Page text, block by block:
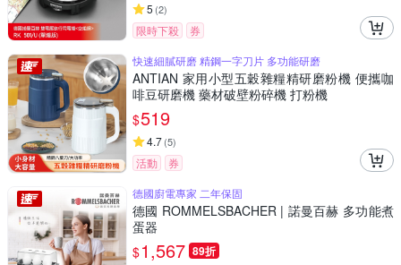
5 (2)
限時下殺
券
快速細膩研磨 精鋼一字刀片 多功能研磨
ANTIAN 家用小型五穀雜糧精研磨粉機 便攜咖
啡豆研磨機 藥材破壁粉碎機 打粉機
$519
4.7(5)
活動
券
德國廚電專家 二年保固
德國 ROMMELSBACHER | 諾曼百赫 多功能煮
蛋器
$1,567 89折